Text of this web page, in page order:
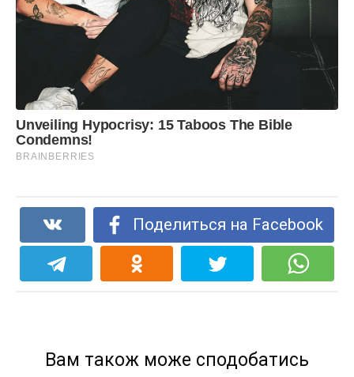
Поделиться на Facebook
Вам також може сподобатись